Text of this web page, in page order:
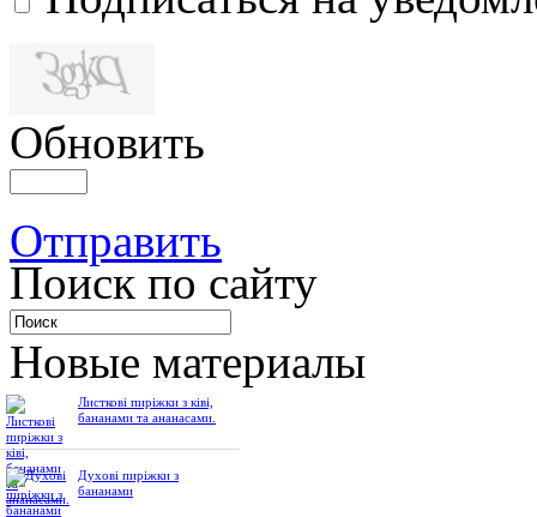
Обновить
Отправить
Поиск по сайту
Новые материалы
Листкові пиріжки з ківі,
бананами та ананасами.
Духові пиріжки з
бананами